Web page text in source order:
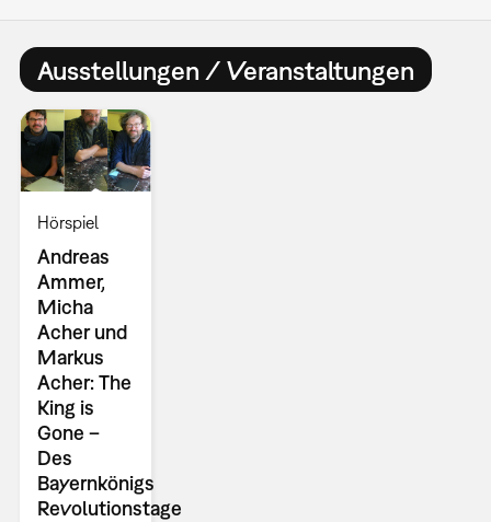
Ausstellungen / Veranstaltungen
Hörspiel
Andreas
Ammer,
Micha
Acher und
Markus
Acher: The
King is
Gone –
Des
Bayernkönigs
Revolutionstage